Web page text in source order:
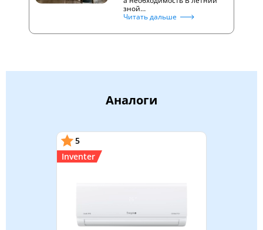
зной…
Читать дальше
Аналоги
5
Inventer